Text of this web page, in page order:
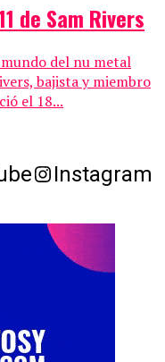
de Sam Rivers
mundo del nu metal
bajista y miembro
el 18...
Instagram